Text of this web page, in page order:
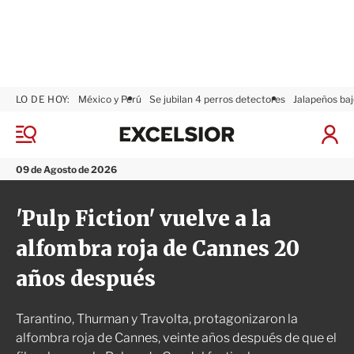
M
n
ú
09 de Agosto de 2026
LO DE HOY: México y Perú Se jubilan 4 perros detectores Jalapeños
I
x
l
i
o
r
'Pulp Fiction' vuelve a la
alfombra roja de Cannes 20
años después
Tarantino, Thurman y Travolta, protagonizaron la
alfombra roja de Cannes, veinte años después de que el